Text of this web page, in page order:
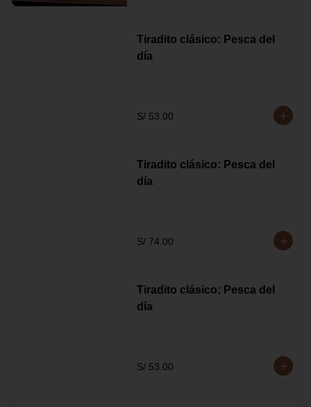
Tiradito clásico: Pesca del
día
S/ 53.00
Tiradito clásico: Pesca del
día
S/ 74.00
Tiradito clásico: Pesca del
día
S/ 53.00